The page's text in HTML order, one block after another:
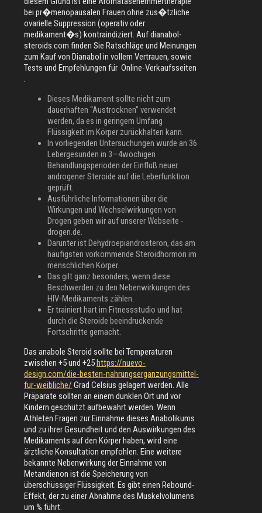
bei pr�menopausalen Frauen ohne zus�tzliche
ovarielle Suppression (operativ oder
medikament�s) kontraindiziert. Auf dianabol-
steroids.com finden Sie Ratschläge und Meinungen
zum Kauf von Dianabol in vollem Vertrauen, sowie
Tests und Empfehlungen für Online-Verkaufsseiten
.
Dieses Medikament sollte nicht zum
dauerhaften “Austrocknen” verwendet
werden, da es in geringem Umfang
Flüssigkeit im Körper zurückhalten kann.
In vorliegenden Untersuchungen wurde an 36
Lebergesunden in 3—4wöchigen
Behandlungsperioden der Einfluß neuer
androgener Steroide auf die Leberfunktion
geprüft.
Ausführliche Informationen über die
Wirkungen und Wechselwirkungen von
Drogen geben wir auf unserer Webseite -
drogen.de.
Darunter ist Dehydroepiandrosteron, das am
häufigsten vorkommende Steroidhormon im
menschlichen Körper.
Das gilt ganz besonders, wenn diese
Beschwerden zu den Nebenwirkungen des
HIV-Medikaments zählen.
Er trainiert hart im Fitnessstudio und hat
durch die Steroide beeindruckende
Fortschritte gemacht.
Das anabole Steroid sollte bei Temperaturen
zwischen +5 und +25https://nuevo-
design.com/die-besten-nahrungserganzungsmittel-
fur-weibliche/ Grad Celsius gelagert werden. Alle
Präparate sollten an einem dunklen Ort und vor
Kindern geschützt aufbewahrt werden. Wenn
Athleten Fragen zur Einnahme dieses Anabolikums
und zu ihrer Gesundheit und den Auswirkungen des
Medikaments auf den Körper haben, wird eine
ärztliche Konsultation empfohlen. Eine weitere
bekannte Nebenwirkung der Einnahme von
Metandienon ist die Speicherung von
überschüssiger Flüssigkeit. Es gibt einen Rebound-
Effekt, der zu einer Abnahme des Muskelvolumens
um % führt.